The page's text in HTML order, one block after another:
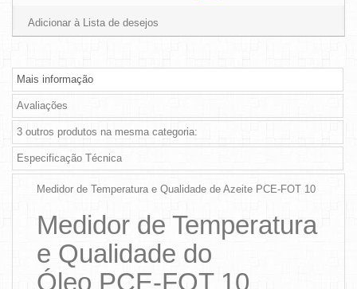
Adicionar à Lista de desejos
Mais informação
Avaliações
3 outros produtos na mesma categoria:
Especificação Técnica
Medidor de Temperatura e Qualidade de Azeite PCE-FOT 10
Medidor de Temperatura
e Qualidade do
Óleo PCE-FOT 10